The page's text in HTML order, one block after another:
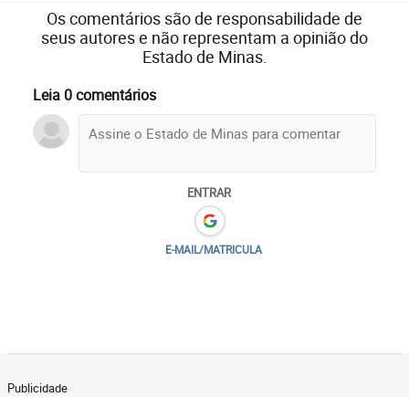
Os comentários são de responsabilidade de
seus autores e não representam a opinião do
Estado de Minas.
Leia 0 comentários
ENTRAR
E-MAIL/MATRICULA
Publicidade